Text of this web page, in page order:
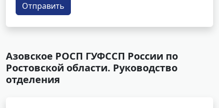
Отправить
Азовское РОСП ГУФССП России по
Ростовской области. Руководство
отделения